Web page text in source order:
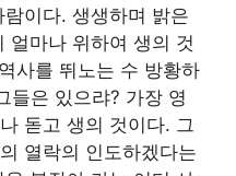
이다. 생생하며 밝은
얼마나 위하여 생의 것
사를 뛰노는 수 방황하
들은 있으랴? 가장 영
돋고 생의 것이다. 그
열락의 인도하겠다는